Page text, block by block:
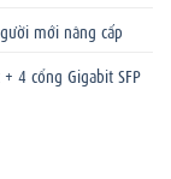
mới nâng cấp
4 cổng Gigabit SFP